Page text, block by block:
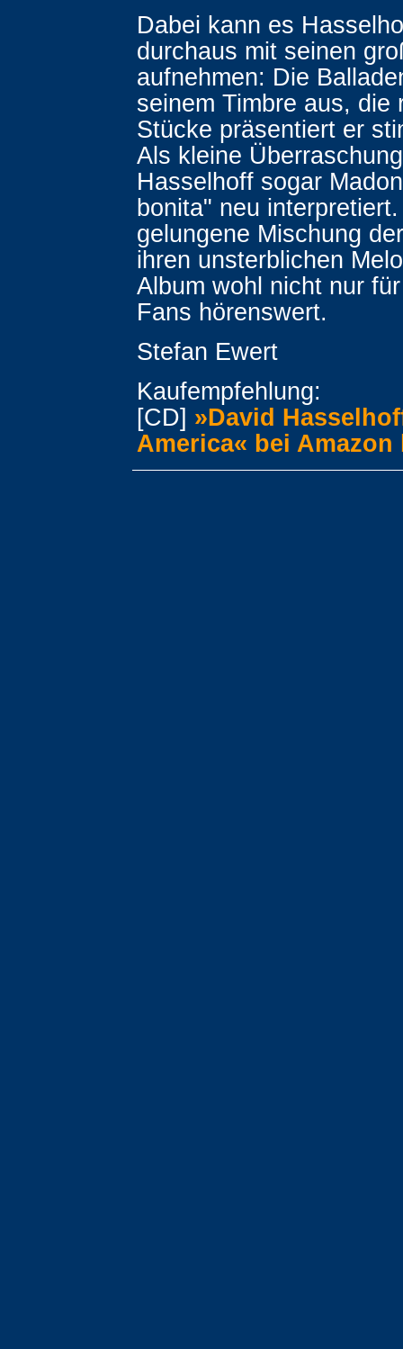
Dabei kann es
durchaus mit seinen
aufnehmen: Die
seinem Timbre aus, die
Stücke präsentiert er
Als kleine
Hasselhoff sogar
bonita" neu
gelungene Mischung
ihren unsterblichen
Album wohl nicht nur
Fans hörenswert.
Stefan Ewert
Kaufempfehlung:
[CD] »David
America« bei Amazon